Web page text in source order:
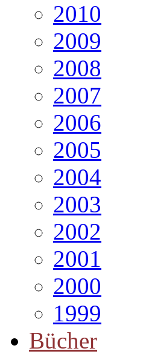
2010
2009
2008
2007
2006
2005
2004
2003
2002
2001
2000
1999
Bücher